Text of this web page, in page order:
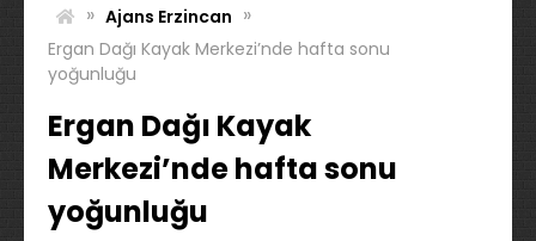
» Ajans Erzincan »
Ergan Dağı Kayak Merkezi’nde hafta sonu
yoğunluğu
Ergan Dağı Kayak
Merkezi’nde hafta sonu
yoğunluğu